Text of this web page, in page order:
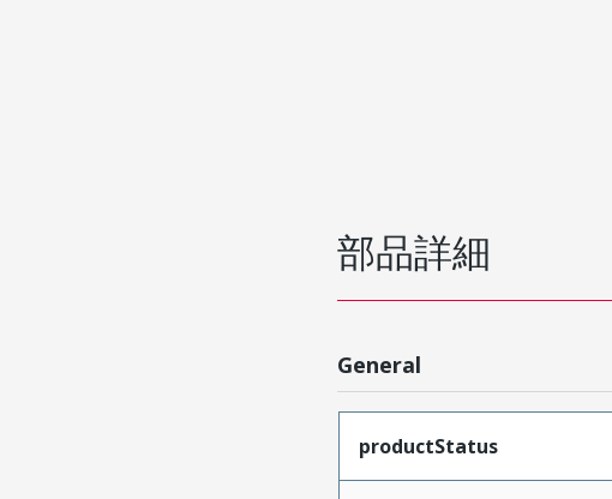
部品詳細
General
productStatus